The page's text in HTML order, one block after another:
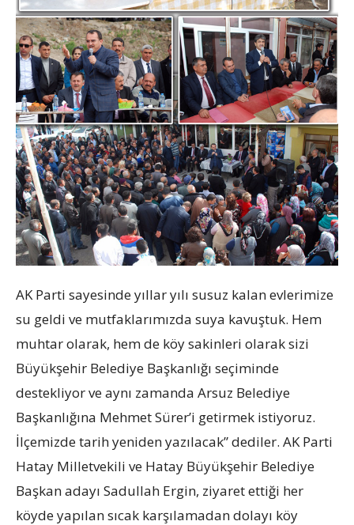
AK Parti sayesinde yıllar yılı susuz kalan evlerimize
su geldi ve mutfaklarımızda suya kavuştuk. Hem
muhtar olarak, hem de köy sakinleri olarak sizi
Büyükşehir Belediye Başkanlığı seçiminde
destekliyor ve aynı zamanda Arsuz Belediye
Başkanlığına Mehmet Sürer’i getirmek istiyoruz.
İlçemizde tarih yeniden yazılacak” dediler. AK Parti
Hatay Milletvekili ve Hatay Büyükşehir Belediye
Başkan adayı Sadullah Ergin, ziyaret ettiği her
köyde yapılan sıcak karşılamadan dolayı köy